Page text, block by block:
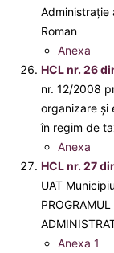
Administraţie
Roman
Anexa
HCL nr. 26
nr. 12/2008
organizare şi
în regim de
Anexa
HCL nr. 27
UAT
Anexa 1